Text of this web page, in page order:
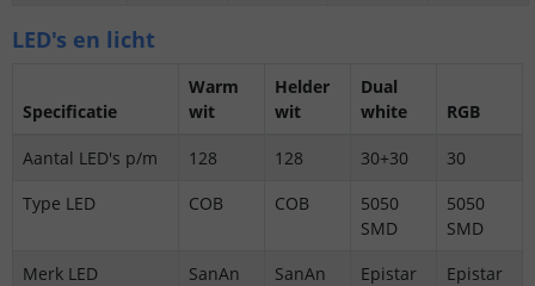
LED's en licht
Specificatie
Warm
wit
Helder
wit
Dual
white
RGB
Aantal LED's p/m 128 128 30+30
30
Type LED
COB COB
5050
SMD
5050
SMD
Merk LED
SanAn SanAn Epistar
Epistar